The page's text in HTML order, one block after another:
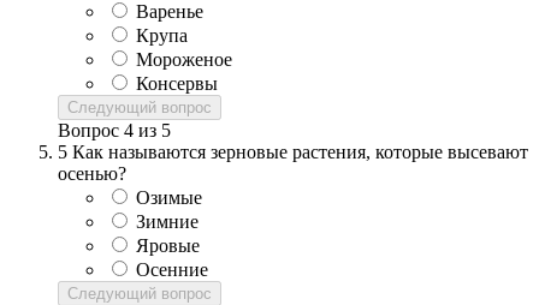
Варенье
Крупа
Мороженое
Консервы
Следующий вопрос
Вопрос 4 из 5
5 Как называются зерновые растения, которые высевают
осенью?
Озимые
Зимние
Яровые
Осенние
Следующий вопрос